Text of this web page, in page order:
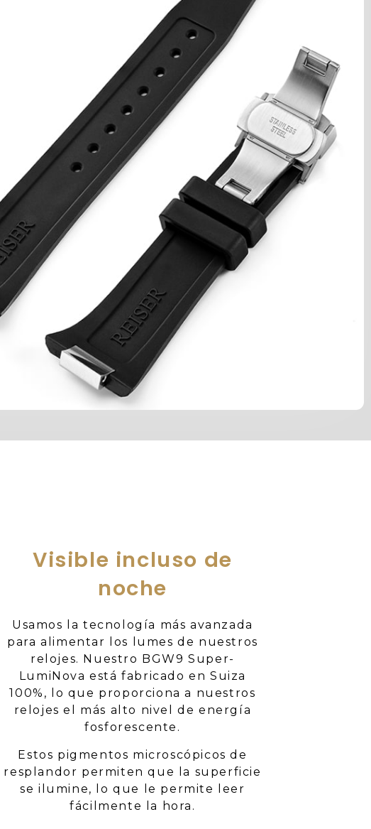
Visible incluso de
noche
Usamos la tecnología más avanzada
para alimentar los lumes de nuestros
relojes. Nuestro BGW9 Super-
LumiNova está fabricado en Suiza
100%, lo que proporciona a nuestros
relojes el más alto nivel de energía
fosforescente.
Estos pigmentos microscópicos de
resplandor permiten que la superficie
se ilumine, lo que le permite leer
fácilmente la hora.